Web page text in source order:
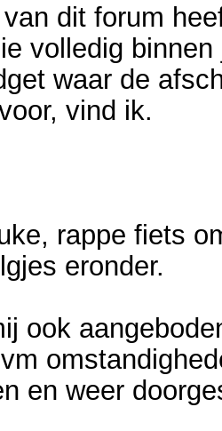
dit forum
volledig
waar de
vind ik.
rappe fiets
eronder.
ook
en weer